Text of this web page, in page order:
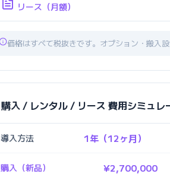
リース（月額）
価格はすべて税抜きです。オプション・搬入
購入 / レンタル / リース 費用シミュレ
導入方法 1年（12ヶ月）
購入（新品） ¥2,700,000